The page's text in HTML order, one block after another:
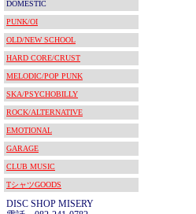
DOMESTIC
PUNK/OI
OLD/NEW SCHOOL
HARD CORE/CRUST
MELODIC/POP PUNK
SKA/PSYCHOBILLY
ROCK/ALTERNATIVE
EMOTIONAL
GARAGE
CLUB MUSIC
TシャツGOODS
DISC SHOP MISERY